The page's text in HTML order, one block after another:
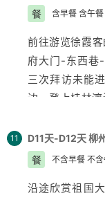
有意义的活动。
活动一：DIY
然，感受自然
的责任感，编
到你送给它的
活动二：拓树
主动探索能力
收获成长，用
餐
含早餐 含午
前往游览徐霞
府大门-东西巷
三次拜访未能
边，登上桂林
完美结合，一
园】（约90分
园思想为指导，
《清明上河图
征。体验东盟
11 D11天-D12天 柳
餐
不含早餐 不
沿途欣赏祖国